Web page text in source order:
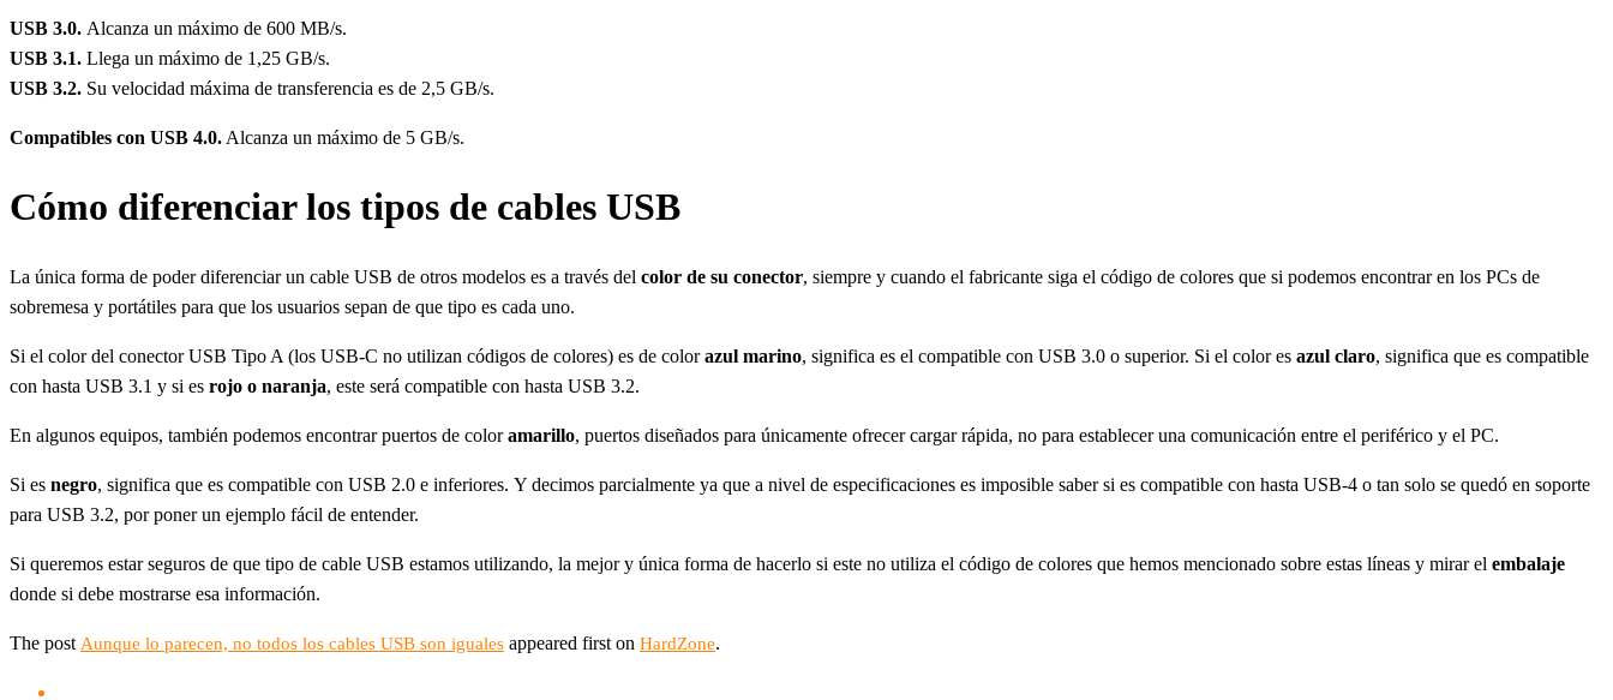
USB 3.0. Alcanza un máximo de 600 MB/s.
USB 3.1. Llega un máximo de 1,25 GB/s.
USB 3.2. Su velocidad máxima de transferencia es de 2,5 GB/s.
Compatibles con USB 4.0. Alcanza un máximo de 5 GB/s.
Cómo diferenciar los tipos de cables USB
La única forma de poder diferenciar un cable USB de otros modelos es a través del color de su conector, siempre y cuando el fabricante siga el código de colores que si podemos encontrar en los PCs de
sobremesa y portátiles para que los usuarios sepan de que tipo es cada uno.
Si el color del conector USB Tipo A (los USB-C no utilizan códigos de colores) es de colorazul marino, significa es el compatible con USB 3.0 o superior. Si el color es azul claro, significa que es compatible
con hasta USB 3.1 y si es rojo o naranja, este será compatible con hasta USB 3.2.
En algunos equipos, también podemos encontrar puertos de coloramarillo, puertos diseñados para únicamente ofrecer cargar rápida, no para establecer una comunicación entre el periférico y el PC.
Si es negro, significa que es compatible con USB 2.0 e inferiores. Y decimos parcialmente ya que a nivel de especificaciones es imposible saber si es compatible con hasta USB-4 o tan solo se quedó en soporte
para USB 3.2, por poner un ejemplo fácil de entender.
Si queremos estar seguros de que tipo de cable USB estamos utilizando, la mejor y única forma de hacerlo si este no utiliza el código de colores que hemos mencionado sobre estas líneas y mirar el embalaje
donde si debe mostrarse esa información.
The post Aunque lo parecen, no todos los cables USB son iguales appeared first on HardZone.